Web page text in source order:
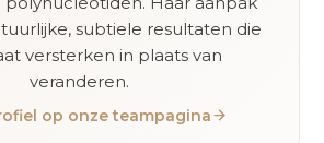
subtiele resultaten die
versterken in plaats van
veranderen.
op onze teampagina